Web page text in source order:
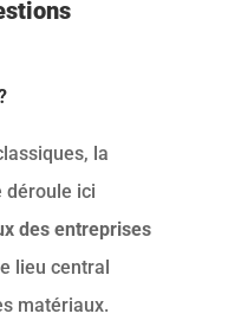
la
déroule ici
des entreprises
lieu central
matériaux.